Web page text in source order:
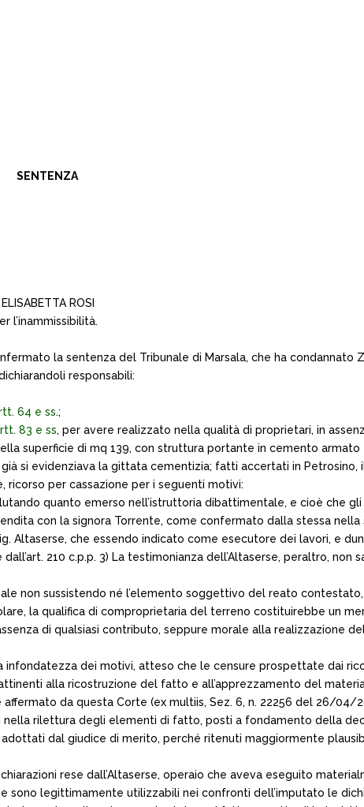
SENTENZA
ROSI
l’inammissibilità.
la sentenza del Tribunale di Marsala, che ha condannato
responsabili:
64 e ss.;
83 e ss, per avere realizzato nella qualità di proprietari, in
superficie di mq 139, con struttura portante in cemento armato
si evidenziava la gittata cementizia; fatti accertati in Petrosino,
per cassazione per i seguenti motivi:
quanto emerso nell’istruttoria dibattimentale, e cioè che
con la signora Torrente, come confermato dalla stessa nella
Altaserse, che essendo indicato come esecutore dei lavori, e
210 c.p.p. 3) La testimonianza dell’Altaserse, peraltro, non
non sussistendo né l’elemento soggettivo del reato
la qualifica di comproprietaria del terreno costituirebbe un
di qualsiasi contributo, seppure morale alla realizzazione
dei motivi, atteso che le censure prospettate dai
alla ricostruzione del fatto e all’apprezzamento del
da questa Corte (ex multiis, Sez. 6, n. 22256 del 26/04/
rilettura degli elementi di fatto, posti a fondamento della
dal giudice di merito, perché ritenuti maggiormente
rese dall’Altaserse, operaio che aveva eseguito
sono legittimamente utilizzabili nei confronti dell’imputato le